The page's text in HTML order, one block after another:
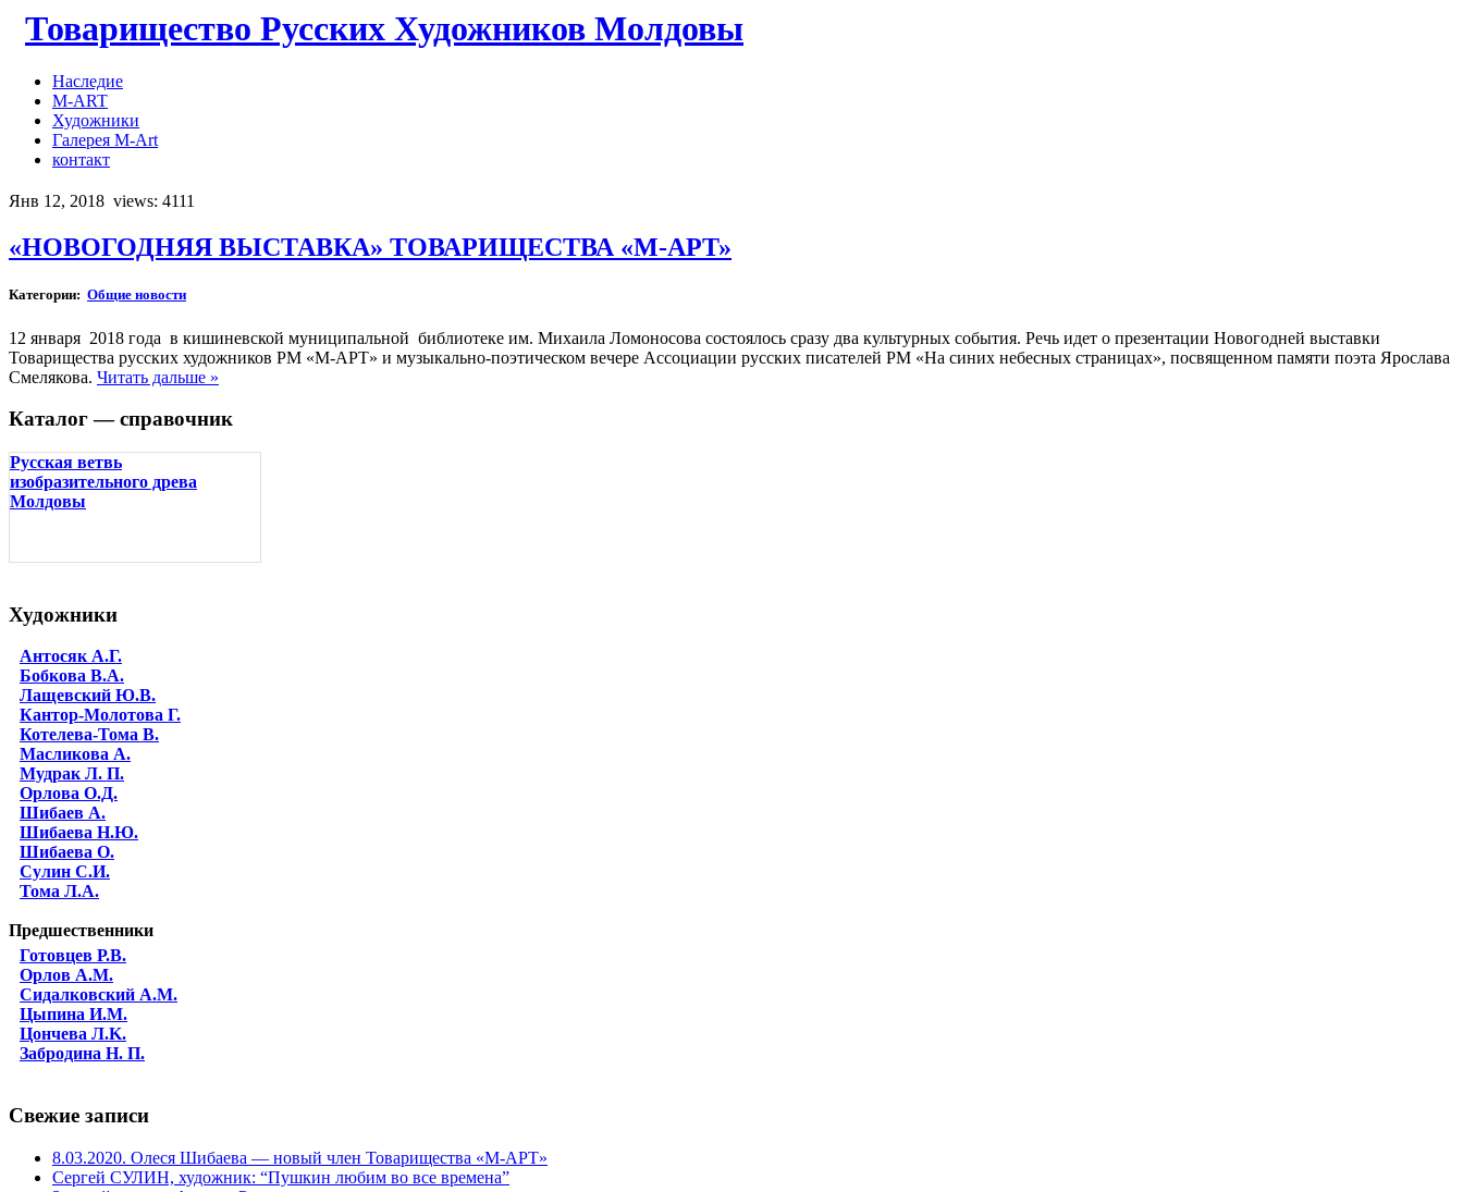
Товарищество Русских Художников Молдовы
Наследие
M-ART
Художники
Галерея M-Art
контакт
Янв 12, 2018 views: 4111
«НОВОГОДНЯЯ ВЫСТАВКА» ТОВАРИЩЕСТВА «М-АРТ»
Категории: Общие новости
12 января 2018 года в кишиневской муниципальной библиотеке им. Михаила Ломоносова состоялось сразу два культурных события. Речь идет о презентации Новогодней выставки
Товарищества русских художников РМ «М-АРТ» и музыкально-поэтическом вечере Ассоциации русских писателей РМ «На синих небесных страницах», посвященном памяти поэта Ярослава
Смелякова. Читать дальше »
Каталог — справочник
Русская ветвь
изобразительного древа
Молдовы
Художники
Антосяк А.Г.
Бобкова В.А.
Лащевский Ю.В.
Кантор-Молотова Г.
Котелева-Тома В.
Масликова А.
Мудрак Л. П.
Орлова О.Д.
Шибаев А.
Шибаева Н.Ю.
Шибаева O.
Сулин С.И.
Тома Л.А.
Предшественники
Готовцев Р.В.
Орлов А.М.
Сидалковский А.М.
Цыпина И.М.
Цончева Л.K.
Забродина Н. П.
Свежие записи
8.03.2020. Олеся Шибаева — новый член Товарищества «М-АРТ»
Сергей СУЛИН, художник: “Пушкин любим во все времена”